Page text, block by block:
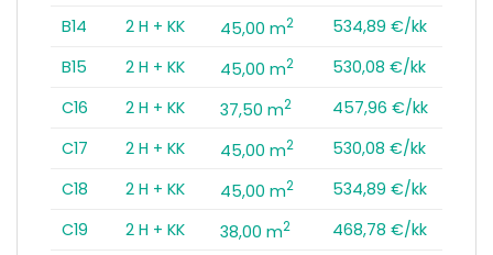
B14
2 H + KK 45,00 m2
534,89 €/kk
B15
2 H + KK 45,00 m2
530,08 €/kk
C16
2 H + KK 37,50 m2
457,96 €/kk
C17
2 H + KK 45,00 m2
530,08 €/kk
C18
2 H + KK 45,00 m2
534,89 €/kk
C19
2 H + KK 38,00 m2
468,78 €/kk